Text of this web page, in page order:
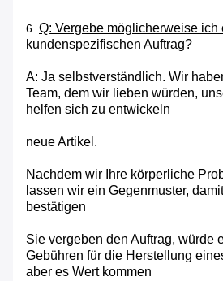
6. Q: Vergebe möglicherweise ich
kundenspezifischen Auftrag?
A: Ja selbstverständlich. Wir
Team, dem wir lieben würden,
helfen sich zu entwickeln
neue Artikel.
Nachdem wir Ihre körperliche
lassen wir ein Gegenmuster,
bestätigen
Sie vergeben den Auftrag, würde
Gebühren für die Herstellung
aber es Wert kommen